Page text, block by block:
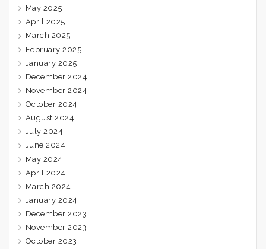
May 2025
April 2025
March 2025
February 2025
January 2025
December 2024
November 2024
October 2024
August 2024
July 2024
June 2024
May 2024
April 2024
March 2024
January 2024
December 2023
November 2023
October 2023